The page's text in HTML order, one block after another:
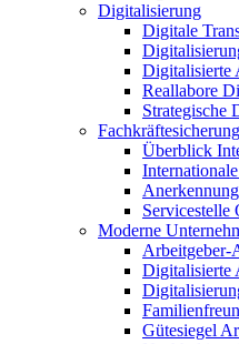
Digitalisierung
Digitale
Digitalisierte
Reallabore
Strategische
Überblick
Servicestelle
Moderne
Arbeitgeber-
Digitalisierte
Gütesiegel